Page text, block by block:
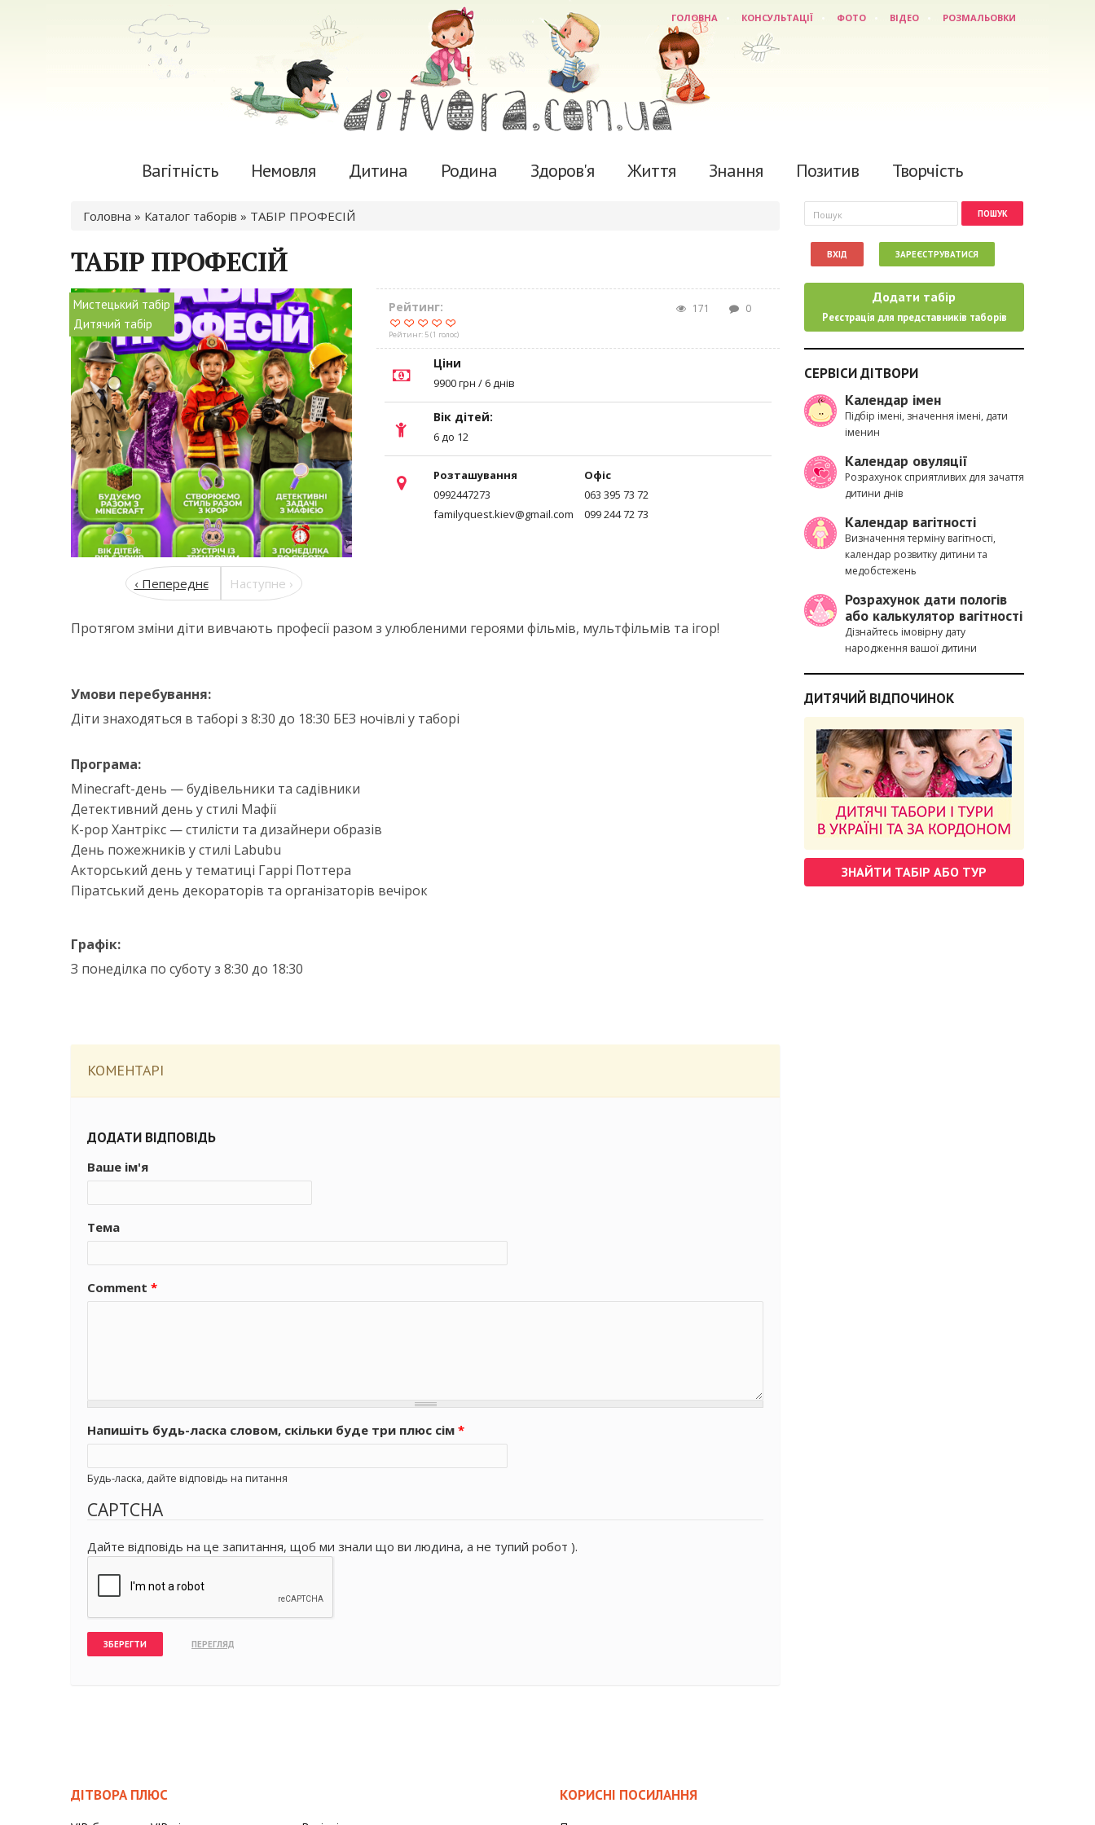
ГОЛОВНА КОНСУЛЬТАЦІЇ ФОТО ВІДЕО РОЗМАЛЬОВКИ
Вагітність Немовля Дитина Родина Здоров'я Життя Знання Позитив Творчість
Ви є тут
Головна » Каталог таборів » ТАБІР ПРОФЕСІЙ
ТАБІР ПРОФЕСІЙ
Мистецький табір
Дитячий табір
‹ Пепереднє Наступне ›
Рейтинг:
Рейтинг: 5(1 голос)
171 0
Ціни
9900 грн / 6 днів
Вік дітей:
6 до 12
Розташування
0992447273
familyquest.kiev@gmail.com
Офіс
063 395 73 72
099 244 72 73
Протягом зміни діти вивчають професії разом з улюбленими героями фільмів, мультфільмів та ігор!
Умови перебування:
Діти знаходяться в таборі з 8:30 до 18:30 БЕЗ ночівлі у таборі
Програма:
Minecraft-день — будівельники та садівники
Детективний день у стилі Мафії
K-pop Хантрікс — стилісти та дизайнери образів
День пожежників у стилі Labubu
Акторський день у тематиці Гаррі Поттера
Піратський день декораторів та організаторів вечірок
Графік:
З понеділка по суботу з 8:30 до 18:30
КОМЕНТАРІ
ДОДАТИ ВІДПОВІДЬ
Ваше ім'я
Тема
Comment *
Напишіть будь-ласка словом, скільки буде три плюс сім *
Будь-ласка, дайте відповідь на питання
CAPTCHA
Дайте відповідь на це запитання, щоб ми знали що ви людина, а не тупий робот ).
Пошукова форма
Пошук
ВХІД ЗАРЕЄСТРУВАТИСЯ
Додати табір
Реєстрація для представників таборів
СЕРВІСИ ДІТВОРИ
Календар імен
Підбір імені, значення імені, дати
іменин
Календар овуляції
Розрахунок сприятливих для зачаття
дитини днів
Календар вагітності
Визначення терміну вагітності,
календар розвитку дитини та
медобстежень
Розрахунок дати пологів
або калькулятор вагітності
Дізнайтесь імовірну дату
народження вашої дитини
ДИТЯЧИЙ ВІДПОЧИНОК
ЗНАЙТИ ТАБІР АБО ТУР
ДІТВОРА ПЛЮС КОРИСНІ ПОСИЛАННЯ